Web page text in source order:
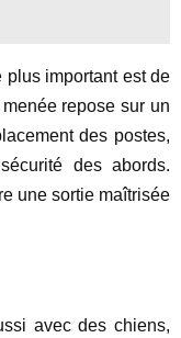
plus important est de
repose sur un
des postes,
des abords.
une sortie maîtrisée
avec des chiens,